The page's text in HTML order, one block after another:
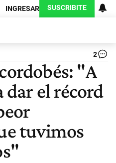
INGRESAR SUSCRIBITE
2
"A
dar el récord
tuvimos